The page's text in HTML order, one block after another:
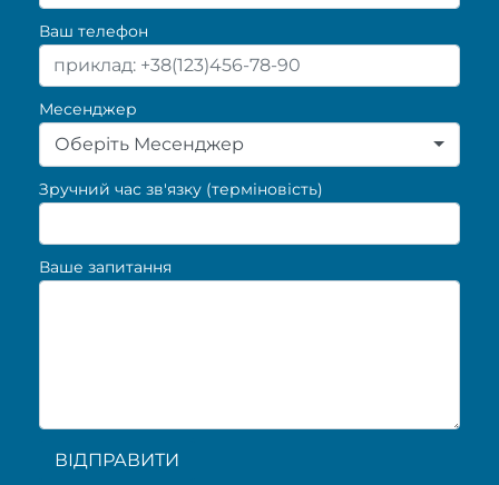
Ваш телефон
Месенджер
Оберіть Месенджер
Зручний час зв'язку (терміновість)
Ваше запитання
ВІДПРАВИТИ